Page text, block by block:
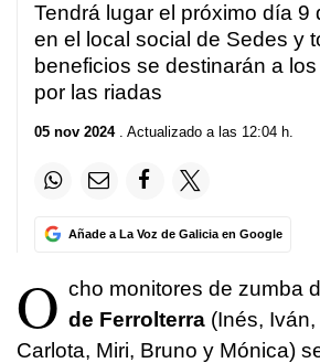
Tendrá lugar el próximo día 9
en el local social de Sedes y
beneficios se destinarán a
por las riadas
05 nov 2024. Actualizado a las 12:04 h.
Añade a La Voz de Galicia en Google
O cho monitores de zumba
de Ferrolterra (Inés,
Carlota, Miri, Bruno y Mónica)